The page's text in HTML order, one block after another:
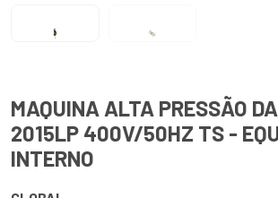
MAQUINA ALTA PRESSÃO
2015LP 400V/50HZ TS -
INTERNO